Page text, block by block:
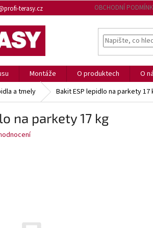
terasy.cz OBCHODNÍ
Montáže O produktech O
a tmely Bakit ESP lepidlo na parkety 17
na parkety 17 kg